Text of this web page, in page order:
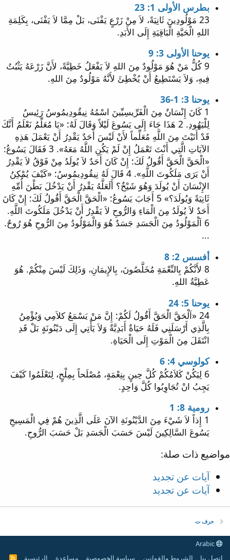
بطرس الأولى 1: 23
23 مَوْلُودِينَ ثَانِيَةً، لاَ مِنْ زَرْعٍ يَفْنَى، بَلْ مِمَّا لاَ يَفْنَى، بِكَلِمَةِ
اللهِ الْحَيَّةِ الْبَاقِيَةِ إِلَى الأَبَدِ.
يوحنا الأولى 3: 9
9 كُلُّ مَنْ هُوَ مَوْلُودٌ مِنَ اللهِ لاَ يَفْعَلُ خَطِيَّةً، لأَنَّ زَرْعَهُ يَثْبُتُ
فِيهِ، وَلاَ يَسْتَطِيعُ أَنْ يُخْطِئَ لأَنَّهُ مَوْلُودٌ مِنَ اللهِ.
يوحنا 3: 1-36
1 كَانَ إِنْسَانٌ مِنَ الْفَرِّيسِيِّينَ اسْمُهُ نِيقُودِيمُوسُ رَئِيسٌ
لِلْيَهُودِ. 2 هَذَا جَاءَ إِلَى يَسُوعَ لَيْلاً وَقَالَ لَهُ: «يَا مُعَلِّمُ نَعْلَمُ أَنَّكَ
قَدْ أَتَيْتَ مِنَ اللَّهِ مُعَلِّماً لأَنْ لَيْسَ أَحَدٌ يَقْدِرُ أَنْ يَعْمَلَ هَذِهِ
الآيَاتِ الَّتِي أَنْتَ تَعْمَلُ إِنْ لَمْ يَكُنِ اللَّهُ مَعَهُ». 3 فَقَالَ يَسُوعُ:
«الْحَقَّ الْحَقَّ أَقُولُ لَكَ: إِنْ كَانَ أَحَدٌ لاَ يُولَدُ مِنْ فَوْقُ لاَ يَقْدِرُ
أَنْ يَرَى مَلَكُوتَ اللَّهِ». 4 قَالَ لَهُ نِيقُودِيمُوسُ: «كَيْفَ يُمْكِنُ
الإِنْسَانَ أَنْ يُولَدَ وَهُوَ شَيْخٌ؟ أَلَعَلَّهُ يَقْدِرُ أَنْ يَدْخُلَ بَطْنَ أُمِّهِ
ثَانِيَةً وَيُولَدَ؟» 5 أَجَابَ يَسُوعُ: «الْحَقَّ الْحَقَّ أَقُولُ لَكَ: إِنْ كَانَ
أَحَدٌ لاَ يُولَدُ مِنَ الْمَاءِ وَالرُّوحِ لاَ يَقْدِرُ أَنْ يَدْخُلَ مَلَكُوتَ اللَّهِ.
6 اَلْمَوْلُودُ مِنَ الْجَسَدِ جَسَدٌ هُوَ وَالْمَوْلُودُ مِنَ الرُّوحِ هُوَ رُوحٌ.
...
أفسس 2: 8
8 لأَنَّكُمْ بِالنِّعْمَةِ مُخَلَّصُونَ، بِالإِيمَانِ، وَذَلِكَ لَيْسَ مِنْكُمْ. هُوَ
عَطِيَّةُ اللهِ.
يوحنا 5: 24
24 «اَلْحَقَّ الْحَقَّ أَقُولُ لَكُمْ: إِنَّ مَنْ يَسْمَعُ كلاَمِي وَيُؤْمِنُ
بِالَّذِي أَرْسَلَنِي فَلَهُ حَيَاةٌ أَبَدِيَّةٌ وَلاَ يَأْتِي إِلَى دَيْنُونَةٍ بَلْ قَدِ
انْتَقَلَ مِنَ الْمَوْتِ إِلَى الْحَيَاةِ.
كولوسي 4: 6
6 لِيَكُنْ كَلاَمُكُمْ كُلَّ حِينٍ بِنِعْمَةٍ، مُصْلَحاً بِمِلْحٍ، لِتَعْلَمُوا كَيْفَ
يَجِبُ انْ تُجَاوِبُوا كُلَّ وَاحِدٍ.
رومية 8: 1
1 إِذاً لاَ شَيْءَ مِنَ الدَّيْنُونَةِ الآنَ عَلَى الَّذِينَ هُمْ فِي الْمَسِيحِ
يَسُوعَ السَّالِكِينَ لَيْسَ حَسَبَ الْجَسَدِ بَلْ حَسَبَ الرُّوحِ.
مواضيع ذات صلة:
آيات عن تجديد
آيات عن تجديد
حرف ت
إتصل بنا
الشروط والقوانين سياسة الخصوصية مساعدة الرئيسية R